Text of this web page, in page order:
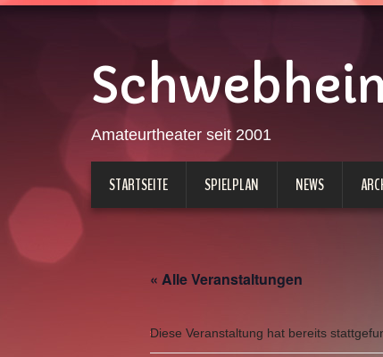
Amateurtheater seit 2001
STARTSEITE SPIELPLAN NEWS
« Alle Veranstaltungen
Diese Veranstaltung hat bereits